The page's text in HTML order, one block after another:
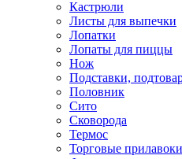
Кастрюли
Листы для выпечки
Лопатки
Лопаты для пиццы
Нож
Подставки,
Половник
Сито
Сковорода
Термос
Торговые прилавоки